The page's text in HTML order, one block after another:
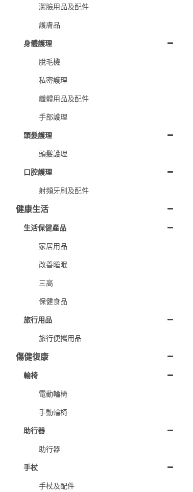
潔臉用品及配件
護膚品
身體護理
脫毛機
私密護理
纖體用品及配件
手部護理
頭髮護理
頭髮護理
口腔護理
射頻牙刷及配件
健康生活
生活保健產品
家居用品
改善睡眠
三高
保健食品
旅行用品
旅行便攜用品
傷健復康
輪椅
電動輪椅
手動輪椅
助行器
助行器
手杖
手杖及配件